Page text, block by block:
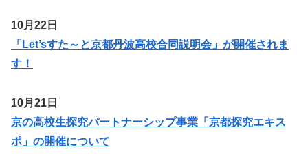
10月22日
「Let’sすた～と京都丹波高校合同説明会」が開催されま
す！
10月21日
京の高校生探究パートナーシップ事業「京都探究エキス
ポ」の開催について